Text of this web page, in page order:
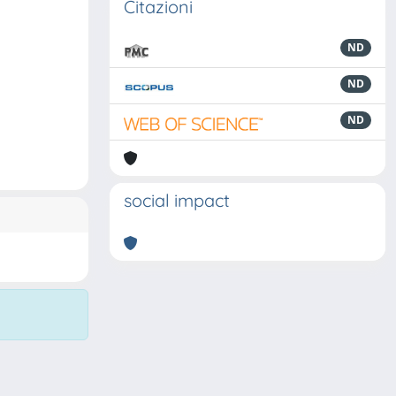
Citazioni
ND
ND
ND
social impact